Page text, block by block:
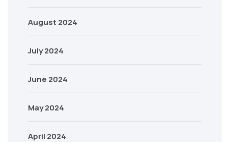
August 2024
July 2024
June 2024
May 2024
April 2024